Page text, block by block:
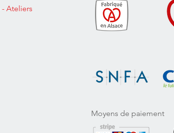
- Ateliers
Moyens de paiement